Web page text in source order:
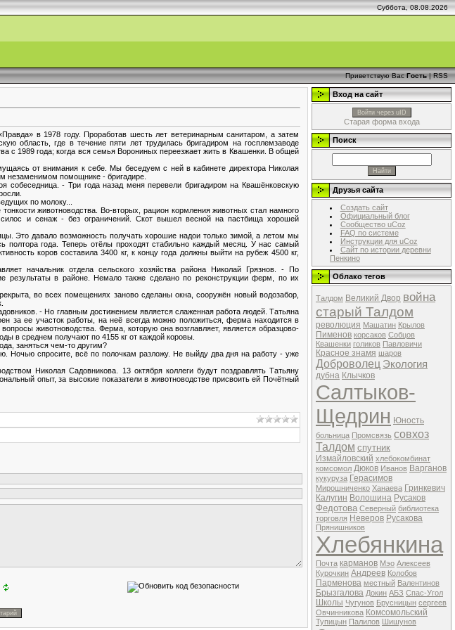
Суббота, 08.08.2026
Приветствую Вас Гость|RSS
в 1978 году. Проработав шесть лет ветеринарным санитаром, а затем
область, где в течение пяти лет трудилась бригадиром на госплемзаводе
с 1989 года; когда вся семья Ворониных переезжает жить в Квашенки. В общей
от внимания к себе. Мы беседуем с ней в кабинете директора Николая
незаменимом помощнике - бригадире.
- Три года назад меня перевели бригадиром на Квашёнковскую
по молоку...
животноводства. Во-вторых, рацион кормления животных стал намного
и сенаж - без ограничений. Скот вышел весной на пастбища хорошей
Это давало возможность получать хорошие надои только зимой, а летом мы
полтора года. Теперь отёлы проходят стабильно каждый месяц. У нас самый
коров составила 3400 кг, к концу года должны выйти на рубеж 4500 кг,
начальник отдела сельского хозяйства района Николай Грязнов. - По
результаты в районе. Немало также сделано по реконструкции ферм, по их
во всех помещениях заново сделаны окна, сооружён новый водозабор,
- Но главным достижением является слаженная работа людей. Татьяна
за ее участок работы, на неё всегда можно положиться, ферма находится в
животноводства. Ферма, которую она возглавляет, является образцово-
в среднем получают по 4155 кг от каждой коровы.
заняться чем-то другим?
Ночью спросите, всё по полочкам разложу. Не выйду два дня на работу - уже
Николая Садовникова. 13 октября коллеги будут поздравлять Татьяну
опыт, за высокие показатели в животноводстве присвоить ей Почётный
Вход на сайт
Войти через uID
Старая форма входа
Поиск
Друзья сайта
Создать сайт
Официальный блог
Сообщество uCoz
FAQ по системе
Инструкции для uCoz
Сайт по истории деревни
Пенкино
Облако тегов
Талдом Великий Двор война
старый Талдом
революция Машатин Крылов
Пименов корсаков Собцов
Квашенки голиков Павловичи
Красное знамя шаров
Доброволец Экология
дубна Клычков
Салтыков-
Щедрин Юность
больница Промсвязь совхоз
Талдом спутник
Измайловский хлебокомбинат
комсомол Дюков Иванов Варганов
кукуруза Герасимов
Мирошниченко Ханаева Гринкевич
Калугин Волошина Русаков
Федотова Северный библиотека
торговля Неверов Русакова
Прянишников
Хлебянкина
Почта карманов Мэо Алексеев
Курочкин Андреев Колобов
Парменова местный Валентинов
Брызгалова Докин АБЗ Спас-Угол
Школы Чугунов Брусницын сергеев
Овчинникова Комсомольский
Тупицын Палилов Шишунов